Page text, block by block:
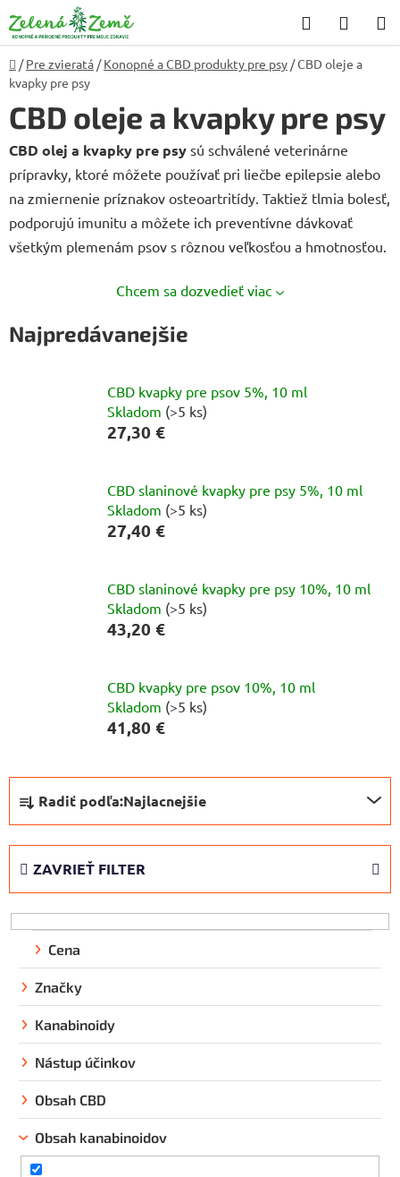
na
obsah
Hľadať
KOŠÍK
Domov
/ Pre zvieratá / Konopné a CBD produkty pre psy /CBD oleje a
kvapky pre psy
CBD oleje a kvapky pre psy
CBD olej a kvapky pre psy sú schválené veterinárne
prípravky, ktoré môžete používať pri liečbe epilepsie alebo
na zmiernenie príznakov osteoartritídy. Taktiež tlmia bolesť,
podporujú imunitu a môžete ich preventívne dávkovať
všetkým plemenám psov s rôznou veľkosťou a hmotnosťou.
Chcem sa dozvedieť viac
Najpredávanejšie
CBD kvapky pre psov 5%, 10 ml
Skladom (>5 ks)
27,30 €
CBD slaninové kvapky pre psy 5%, 10 ml
Skladom (>5 ks)
27,40 €
CBD slaninové kvapky pre psy 10%, 10 ml
Skladom (>5 ks)
43,20 €
CBD kvapky pre psov 10%, 10 ml
Skladom (>5 ks)
41,80 €
R
a
d
e
u
o
v
Radiť podľa:Najlacnejšie
ZAVRIEŤ FILTER
Cena
Značky
Kanabinoidy
Nástup účinkov
Obsah CBD
Obsah kanabinoidov